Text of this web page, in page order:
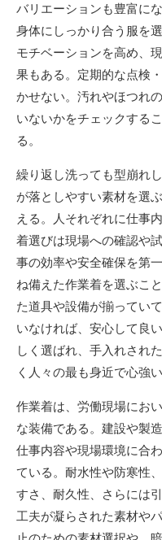
バリエーションも豊富に
身体にしっかり合う服を
モチベーションを高め、
果もある。定期的な点検
かせない。汚れやほつれ
いないかをチェックする
る。
繰り返し洗っても型崩れ
が落としやすい素材を選
える。人それぞれに仕事
着選びは現場への確認や
事の効率や安全確保を第
ね備えた作業着を選ぶこ
た道具や設備が揃ってい
いなければ、安心して良
しく選ばれ、手入れされ
く人々の最も身近で心強
作業着は、労働現場にお
な装備である。建設や製
仕事内容や現場環境に合
ている。耐水性や防寒性
すさ、耐久性、さらには
工夫が凝らされた素材や